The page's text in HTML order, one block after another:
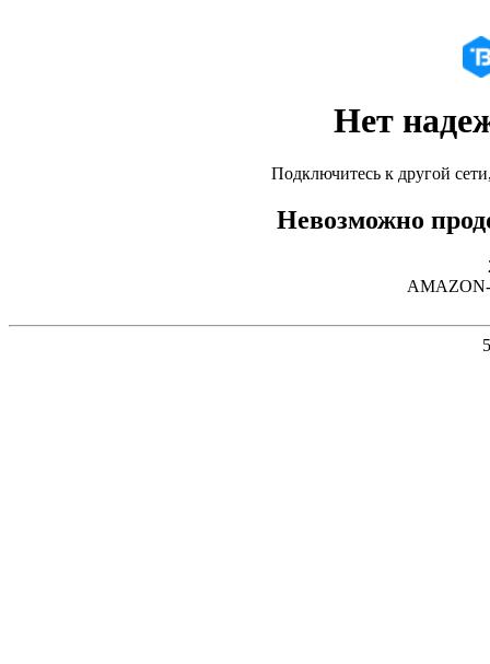
Нет
Подключитесь к другой
Невозможно
AMAZON-